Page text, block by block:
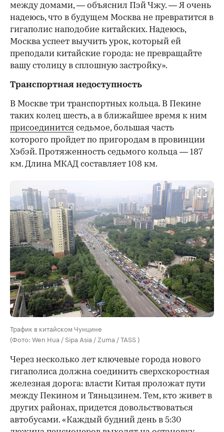
между домами, — объяснил Пэй Чжу. — Я очень
надеюсь, что в будущем Москва не превратится в
гигаполис наподобие китайских. Надеюсь,
Москва успеет выучить урок, который ей
преподали китайские города: не превращайте
вашу столицу в сплошную застройку».
Транспортная недоступность
В Москве три транспортных кольца. В Пекине
таких колец шесть, а в ближайшее время к ним
присоединится седьмое, большая часть
которого пройдет по пригородам в провинции
Хэбэй. Протяженность седьмого кольца — 187
км. Длина МКАД составляет 108 км.
Трафик в китайском Чунцине
(Фото: Wen Hua / Sipa Asia / Zuma / TASS )
Через несколько лет ключевые города нового
гигаполиса должна соединить сверхскоростная
железная дорога: власти Китая проложат пути
между Пекином и Тяньцзинем. Тем, кто живет в
других районах, придется довольствоваться
автобусами. «Каждый будний день в 5:30